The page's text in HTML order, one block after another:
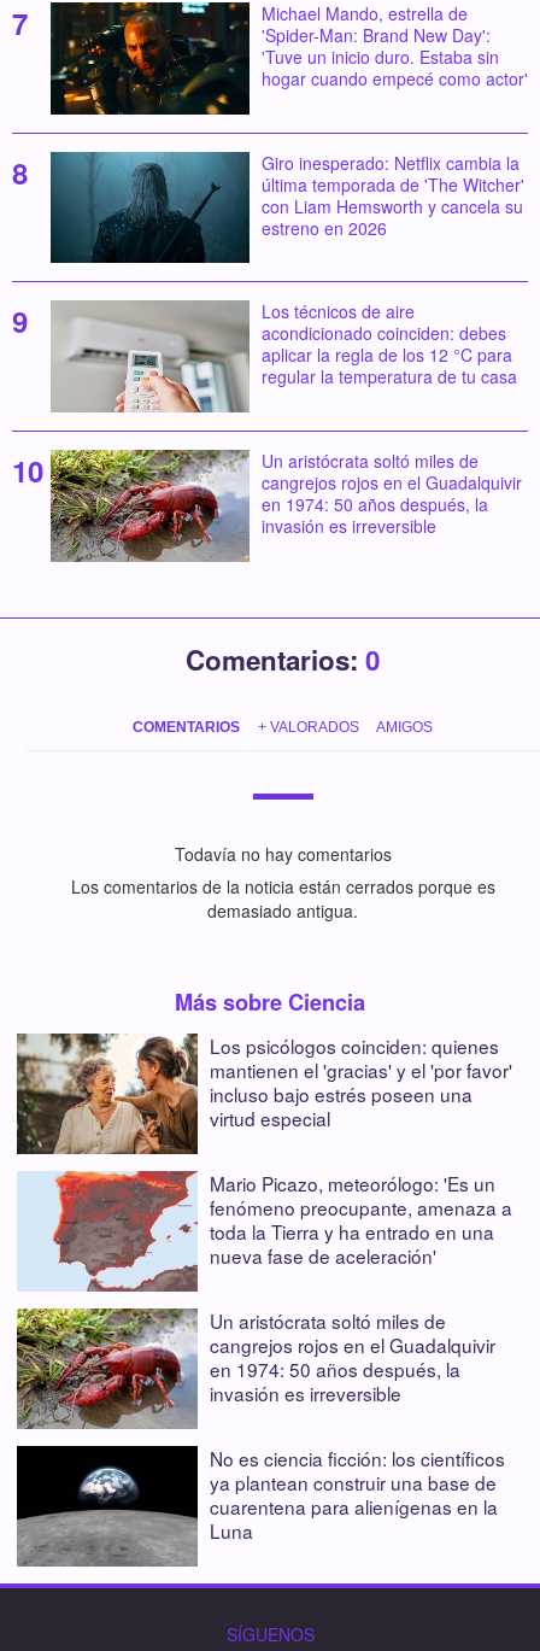
Michael Mando, estrella de
'Spider-Man: Brand New Day':
'Tuve un inicio duro. Estaba sin
hogar cuando empecé como actor'
Giro inesperado: Netflix cambia la
última temporada de 'The Witcher'
con Liam Hemsworth y cancela su
estreno en 2026
Los técnicos de aire
acondicionado coinciden: debes
aplicar la regla de los 12 °C para
regular la temperatura de tu casa
Un aristócrata soltó miles de
cangrejos rojos en el Guadalquivir
en 1974: 50 años después, la
invasión es irreversible
Comentarios: 0
COMENTARIOS + VALORADOS AMIGOS
Todavía no hay comentarios
Los comentarios de la noticia están cerrados porque es
demasiado antigua.
Más sobre Ciencia
Los psicólogos coinciden: quienes
mantienen el 'gracias' y el 'por favor'
incluso bajo estrés poseen una
virtud especial
Mario Picazo, meteorólogo: 'Es un
fenómeno preocupante, amenaza a
toda la Tierra y ha entrado en una
nueva fase de aceleración'
Un aristócrata soltó miles de
cangrejos rojos en el Guadalquivir
en 1974: 50 años después, la
invasión es irreversible
No es ciencia ficción: los científicos
ya plantean construir una base de
cuarentena para alienígenas en la
Luna
SÍGUENOS